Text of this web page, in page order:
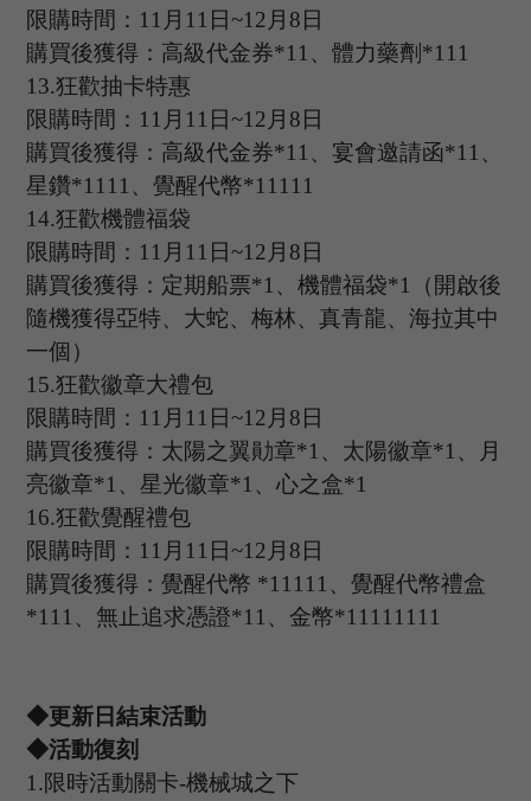
限購時間： 11 月 11 日~12 月 8日
購買後獲得：高級代金券*11 、體力藥劑 *111
13.狂歡抽卡特惠
限購時間： 11 月 11 日~12 月 8日
購買後獲得：高級代金券*11 、宴會邀請函*11 、
星鑽*1111 、覺醒代幣*11111
14.狂歡機體福袋
限購時間： 11 月 11 日~12 月 8日
購買後獲得：定期船票*1 、機體福袋*1
（開啟後
隨機獲得亞特、大蛇、梅林、真青龍、海拉其中
一個）
15.狂歡徽章大禮包
限購時間： 11 月 11 日~12 月 8日
購買後獲得：太陽之翼勛章*1 、太陽徽章*1 、月
亮徽章*1 、星光徽章*1 、心之盒*1
16.狂歡覺醒禮包
限購時間： 11 月 11 日~12 月 8日
購買後獲得：覺醒代幣 *11111 、覺醒代幣禮盒
*111 、無止追求憑證*11 、金幣*11111111
◆更新日結束活動
◆活動復刻
1.限時活動關卡-機械城之下